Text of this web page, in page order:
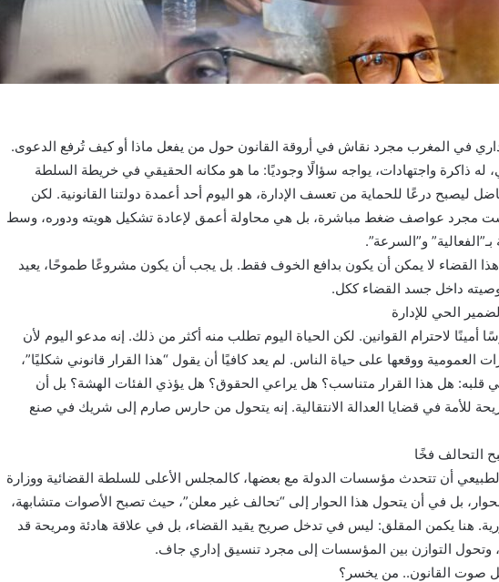
في المغرب مجرد نقاش في أروقة القانون حول من يفعل ماذا أو كيف تُرفع الدعوى.
له ذاكرة واجتهادات، يواجه سؤالًا وجوديًا: ما هو مكانه الحقيقي في خريطة السلطة
ليصبح درعًا للحماية من تعسف الإدارة، هو اليوم أحد أعمدة دولتنا القانونية. لكن
مجرد عواصف ضغط مباشرة، بل هي محاولة أعمق لإعادة تشكيل هويته ودوره، وسط
و”السرعة”.
هذا القضاء لا يمكن أن يكون بدافع الخوف فقط. بل يجب أن يكون مشروعًا طموحًا، يعيد
داخل جسد القضاء ككل.
الحي للإدارة
أمينًا لاحترام القوانين. لكن الحياة اليوم تطلب منه أكثر من ذلك. إنه مدعو اليوم لأن
العمومية ووقعها على حياة الناس. لم يعد كافيًا أن يقول “هذا القرار قانوني شكليًا”،
قلبه: هل هذا القرار متناسب؟ هل يراعي الحقوق؟ هل يؤذي الفئات الهشة؟ بل أن
للأمة في قضايا العدالة الانتقالية. إنه يتحول من حارس صارم إلى شريك في صنع
التحالف فخًا
أن تتحدث مؤسسات الدولة مع بعضها، كالمجلس الأعلى للسلطة القضائية ووزارة
بل في أن يتحول هذا الحوار إلى “تحالف غير معلن”، حيث تصبح الأصوات متشابهة،
هنا يكمن المقلق: ليس في تدخل صريح يقيد القضاء، بل في علاقة هادئة ومريحة قد
وتحول التوازن بين المؤسسات إلى مجرد تنسيق إداري جاف.
صوت القانون.. من يخسر؟